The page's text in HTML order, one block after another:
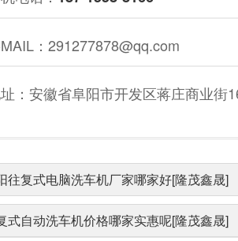
：291277878@qq.com
：安徽省阜阳市开发区蒋庄商业街
往复式电脑洗车机厂家哪家好[隆茂鑫晟]
式自动洗车机价格哪家实惠呢[隆茂鑫晟]